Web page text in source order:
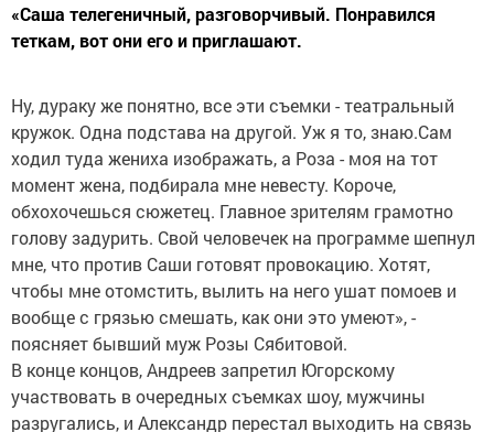
«Саша телегеничный, разговорчивый. Понравился
теткам, вот они его и приглашают.
Ну, дураку же понятно, все эти съемки - театральный
кружок. Одна подстава на другой. Уж я то, знаю.Сам
ходил туда жениха изображать, а Роза - моя на тот
момент жена, подбирала мне невесту. Короче,
обхохочешься сюжетец. Главное зрителям грамотно
голову задурить. Свой человечек на программе шепнул
мне, что против Саши готовят провокацию. Хотят,
чтобы мне отомстить, вылить на него ушат помоев и
вообще с грязью смешать, как они это умеют», -
поясняет бывший муж Розы Сябитовой.
В конце концов, Андреев запретил Югорскому
участвовать в очередных съемках шоу, мужчины
разругались, и Александр перестал выходить на связь